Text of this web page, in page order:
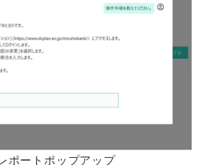
ポートポップアップ